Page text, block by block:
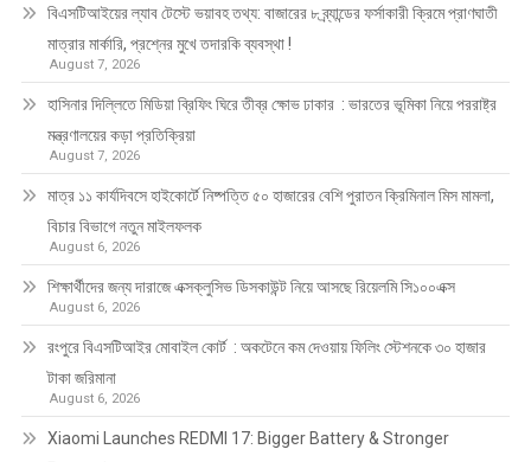
বিএসটিআইয়ের ল্যাব টেস্টে ভয়াবহ তথ্য: বাজারের ৮ ব্র্যান্ডের ফর্সাকারী ক্রিমে প্রাণঘাতী
মাত্রার মার্কারি, প্রশ্নের মুখে তদারকি ব্যবস্থা !
August 7, 2026
হাসিনার দিল্লিতে মিডিয়া ব্রিফিং ঘিরে তীব্র ক্ষোভ ঢাকার : ভারতের ভূমিকা নিয়ে পররাষ্ট্র
মন্ত্রণালয়ের কড়া প্রতিক্রিয়া
August 7, 2026
মাত্র ১১ কার্যদিবসে হাইকোর্টে নিষ্পত্তি ৫০ হাজারের বেশি পুরাতন ক্রিমিনাল মিস মামলা,
বিচার বিভাগে নতুন মাইলফলক
August 6, 2026
শিক্ষার্থীদের জন্য দারাজে এক্সক্লুসিভ ডিসকাউন্ট নিয়ে আসছে রিয়েলমি সি১০০এক্স
August 6, 2026
রংপুরে বিএসটিআইর মোবাইল কোর্ট : অকটেনে কম দেওয়ায় ফিলিং স্টেশনকে ৩০ হাজার
টাকা জরিমানা
August 6, 2026
Xiaomi Launches REDMI 17: Bigger Battery & Stronger